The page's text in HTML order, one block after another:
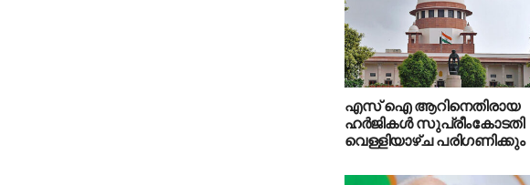
എസ് ഐ ആറിനെതിരായ
ഹർജികൾ സുപ്രീംകോടതി
വെള്ളിയാഴ്ച പരിഗണിക്കും